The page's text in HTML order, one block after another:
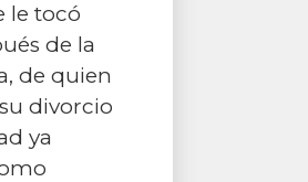
le tocó
de la
de quien
divorcio
ya